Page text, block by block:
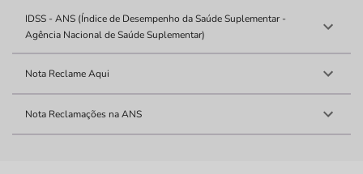
IDSS - ANS (Índice de Desempenho da Saúde Suplementar -
Agência Nacional de Saúde Suplementar)
Nota Reclame Aqui
Nota Reclamações na ANS